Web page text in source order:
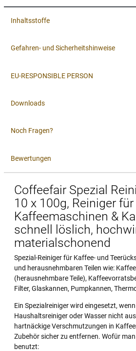
Inhaltsstoffe
Gefahren- und Sicherheitshinweise
EU-RESPONSIBLE PERSON
Downloads
Noch Fragen?
Bewertungen
Coffeefair Spezial
10 x 100g, Reiniger für
Kaffeemaschinen &
schnell löslich,
materialschonend
Spezial-Reiniger für Kaffee- und
und herausnehmbaren Teilen wie:
(herausnehmbare Teile),
Filter, Glaskannen, Pumpkannen,
Ein Spezialreiniger wird eingesetzt,
Haushaltsreiniger oder Wasser nicht
hartnäckige Verschmutzungen in
Zubehör sicher zu entfernen. Wofür
benutzt: